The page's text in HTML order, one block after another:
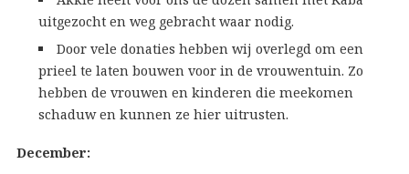
uitgezocht en weg gebracht waar nodig.
Door vele donaties hebben wij overlegd om een
prieel te laten bouwen voor in de vrouwentuin. Zo
hebben de vrouwen en kinderen die meekomen
schaduw en kunnen ze hier uitrusten.
December: